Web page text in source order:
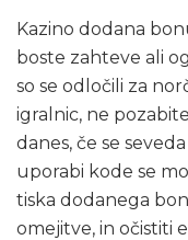
Kazino dodana
boste zahteve ali
so se odločili za
igralnic, ne
danes, če se
uporabi kode se
tiska dodanega
omejitve, in očistiti